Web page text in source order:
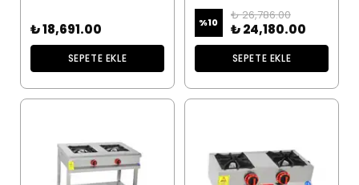
₺ 18,691.00
SEPETE EKLE
%10
₺ 26,786.00
₺ 24,180.00
SEPETE EKLE